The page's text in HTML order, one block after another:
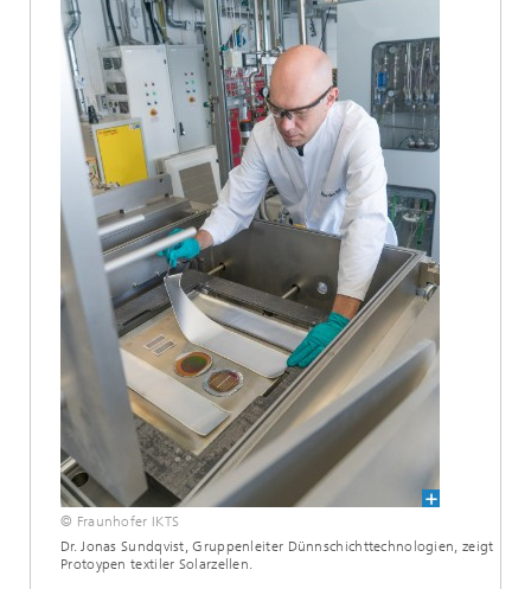
© Fraunhofer IKTS
Dr. Jonas Sundqvist, Gruppenleiter Dünnschichttechnologien, zeigt
Protoypen textiler Solarzellen.